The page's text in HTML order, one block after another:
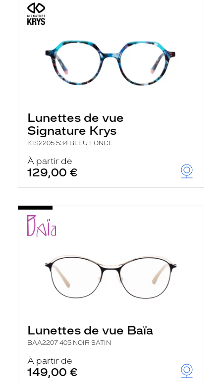
Lunettes de vue
Signature Krys
KIS2205 534 BLEU FONCE
À partir de
129,00 €
Lunettes de vue Baïa
BAA2207 405 NOIR SATIN
À partir de
149,00 €